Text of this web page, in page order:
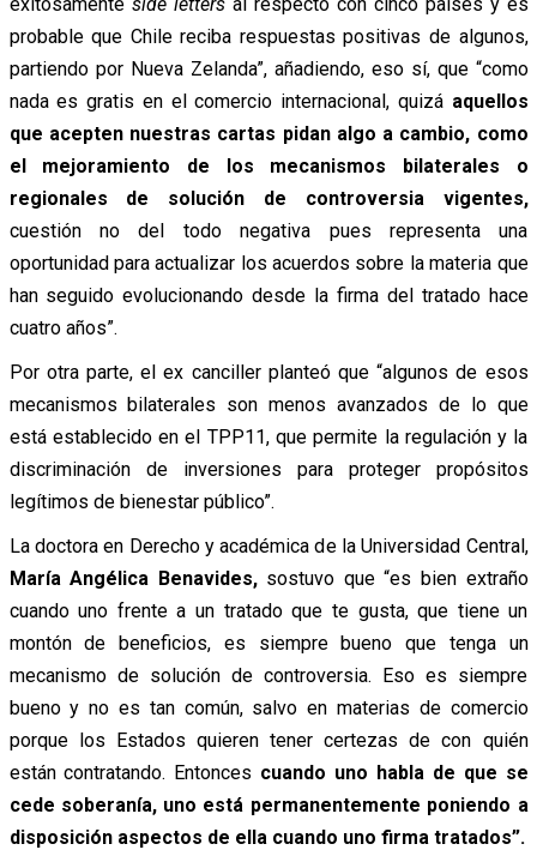
probable que Chile reciba respuestas positivas de algunos,
partiendo por Nueva Zelanda”, añadiendo, eso sí, que “como
nada es gratis en el comercio internacional, quizá aquellos
que acepten nuestras cartas pidan algo a cambio, como
el mejoramiento de los mecanismos bilaterales o
regionales de solución de controversia vigentes,
cuestión no del todo negativa pues representa una
oportunidad para actualizar los acuerdos sobre la materia que
han seguido evolucionando desde la firma del tratado hace
cuatro años”.
Por otra parte, el ex canciller planteó que “algunos de esos
mecanismos bilaterales son menos avanzados de lo que
está establecido en el TPP11, que permite la regulación y la
discriminación de inversiones para proteger propósitos
legítimos de bienestar público”.
La doctora en Derecho y académica de la Universidad Central,
María Angélica Benavides,sostuvo que “es bien extraño
cuando uno frente a un tratado que te gusta, que tiene un
montón de beneficios, es siempre bueno que tenga un
mecanismo de solución de controversia. Eso es siempre
bueno y no es tan común, salvo en materias de comercio
porque los Estados quieren tener certezas de con quién
están contratando. Entonces cuando uno habla de que se
cede soberanía, uno está permanentemente poniendo a
disposición aspectos de ella cuando uno firma tratados”.